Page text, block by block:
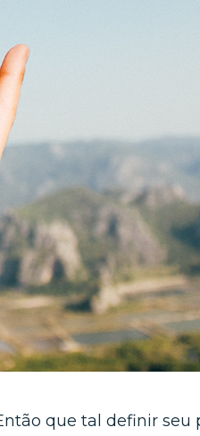
que tal definir seu